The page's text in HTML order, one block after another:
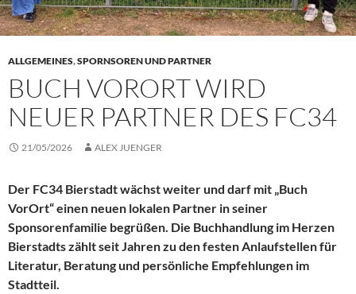
ALLGEMEINES,SPORNSOREN UND PARTNER
BUCH VORORT WIRD
NEUER PARTNER DES FC34
21/05/2026 ALEX JUENGER
Der FC34 Bierstadt wächst weiter und darf mit „Buch
VorOrt“ einen neuen lokalen Partner in seiner
Sponsorenfamilie begrüßen. Die Buchhandlung im Herzen
Bierstadts zählt seit Jahren zu den festen Anlaufstellen für
Literatur, Beratung und persönliche Empfehlungen im
Stadtteil.